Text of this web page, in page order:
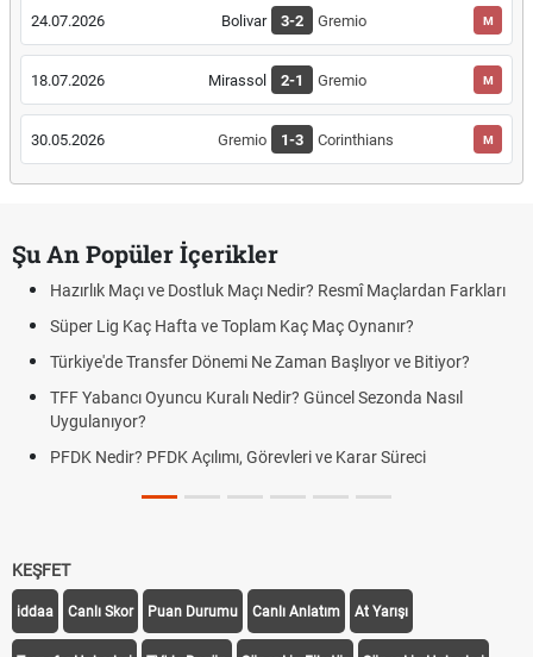
24.07.2026 Bolivar 3-2 Gremio M
18.07.2026 Mirassol 2-1 Gremio M
30.05.2026 Gremio 1-3 Corinthians M
Şu An Popüler İçerikler
Hazırlık Maçı ve Dostluk Maçı Nedir? Resmî Maçlardan Farkları
Süper Lig Kaç Hafta ve Toplam Kaç Maç Oynanır?
Türkiye'de Transfer Dönemi Ne Zaman Başlıyor ve Bitiyor?
TFF Yabancı Oyuncu Kuralı Nedir? Güncel Sezonda Nasıl
Uygulanıyor?
PFDK Nedir? PFDK Açılımı, Görevleri ve Karar Süreci
KEŞFET
iddaa Canlı Skor Puan Durumu Canlı Anlatım At Yarışı